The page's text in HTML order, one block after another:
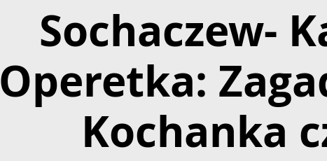
Sochaczew-
Operetka:
Kochanka